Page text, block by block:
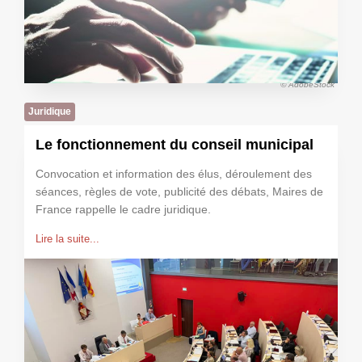
© AdobeStock
Juridique
Le fonctionnement du conseil municipal
Convocation et information des élus, déroulement des
séances, règles de vote, publicité des débats, Maires de
France rappelle le cadre juridique.
Lire la suite...